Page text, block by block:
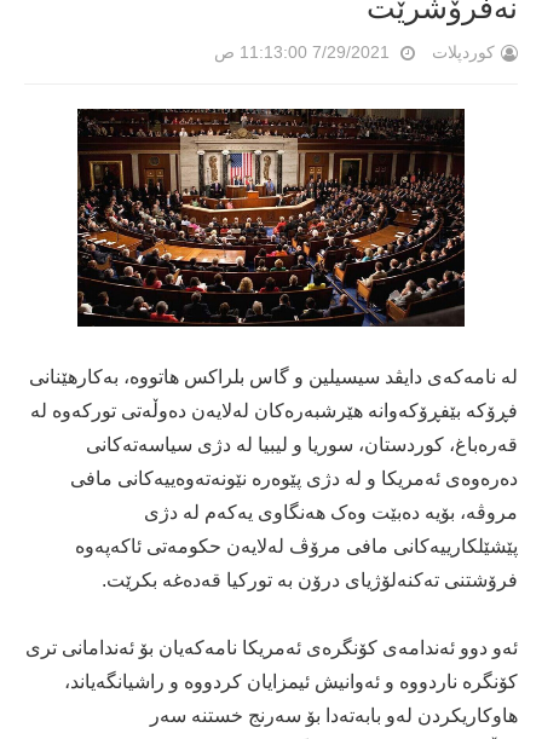
نەفرۆشرێت
کوردپلات 7/29/2021 11:13:00 ص
لە نامەکەى دایڤد سیسیلین و گاس بلراکس هاتووە، بەکارهێنانی
فڕۆکە بێفڕۆکەوانە هێرشبەرەکان لەلایەن دەوڵەتی تورکەوە لە
قەرەباغ، کوردستان، سوریا و لیبیا لە دژی سیاسەتەکانی
دەرەوەی ئەمریکا و لە دژی پێوەرە نێونەتەوەییەکانی مافی
مروڤە، بۆیە دەبێت وەک هەنگاوی یەکەم لە دژی
پێشێلکارییەکانی مافی مرۆڤ لەلایەن حکومەتی ئاکەپەوە
فرۆشتنی تەکنەلۆژیای درۆن بە تورکیا قەدەغە بکرێت.
ئەو دوو ئەندامەى کۆنگرەى ئەمریکا نامەکەیان بۆ ئەندامانی تری
کۆنگرە ناردووە و ئەوانیش ئیمزایان کردووە و راشیانگەیاند،
هاوکاریکردن لەو بابەتەدا بۆ سەرنج خستنە سەر